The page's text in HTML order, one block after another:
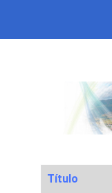
Título